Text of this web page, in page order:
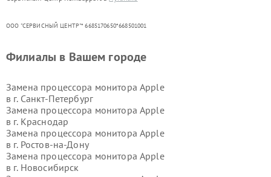
ООО "СЕРВИСНЫЙ ЦЕНТР"* 6685170650*668501001
Филиалы в Вашем городе
Замена процессора монитора Apple
в г. Санкт-Петербург
Замена процессора монитора Apple
в г. Краснодар
Замена процессора монитора Apple
в г. Ростов-на-Дону
Замена процессора монитора Apple
в г. Новосибирск